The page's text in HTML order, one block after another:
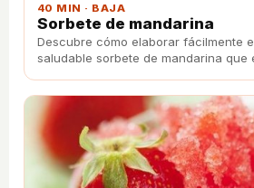
40 MIN · BAJA
Sorbete de mandarina
Descubre cómo elaborar fácilmente
saludable sorbete de mandarina que